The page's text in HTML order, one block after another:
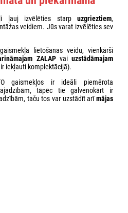
ļauj izvēlēties starp uzgrieztiem,
veidiem. Jūs varat izvēlēties sev
lietošanas veidu, vienkārši
ZALAPvaiuzstādāmajam
iekļauti komplektācijā).
gaismekļos ir ideāli piemērota
tāpēc tie galvenokārt ir
taču tos var uzstādīt arīmājas